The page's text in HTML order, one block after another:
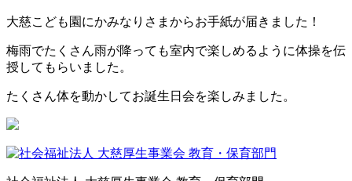
大慈こども園にかみなりさまからお手紙が届きました！
梅雨でたくさん雨が降っても室内で楽しめるように体操を伝
授してもらいました。
たくさん体を動かしてお誕生日会を楽しみました。